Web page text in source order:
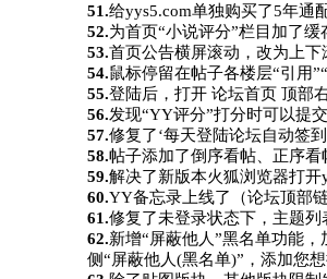
51.给yys5.com单独购买了5年通
52.为首页“小说评分”栏目加了
53.首页公告横屏滚动，改为上下
54.鼠标停留在帖子各楼层“引用
55.登陆后，打开 论坛首页 顶部
56.发现“YY评分”打分时可以提
57.修复了‘每天登陆论坛自动签
58.帖子添加了倒序看帖、正序看
59.解决了新版本火狐浏览器打开
60.YY备忘录上线了（论坛顶部
61.修复了未登录状态下，主题列
62.新增“屏蔽他人”黑名单功能
侧“屏蔽他人(黑名单)”，添加您